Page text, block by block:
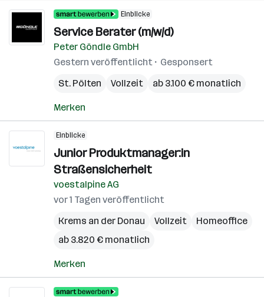
Einblicke
Service Berater (m/w/d)
Peter Göndle GmbH
Gestern veröffentlicht
Gesponsert
St. Pölten
Vollzeit ab 3.100 € monatlich
Merken
Einblicke
Junior Produktmanager:in
Straßensicherheit
voestalpine AG
vor 1 Tagen veröffentlicht
Krems an der Donau
Vollzeit
Homeoffice
ab 3.820 € monatlich
Merken